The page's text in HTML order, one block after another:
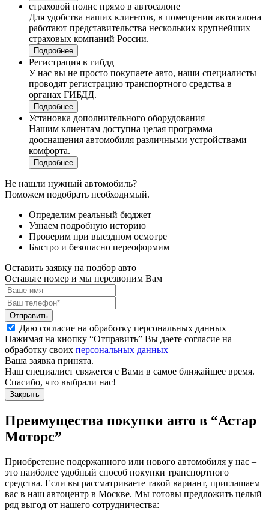
страховой полис прямо в автосалоне
Для удобства наших клиентов, в помещении автосалона
работают представительства нескольких крупнейших
страховых компаний России.
Подробнее
Регистрация в гибдд
У нас вы не просто покупаете авто, наши специалисты
проводят регистрацию транспортного средства в
органах ГИБДД.
Подробнее
Установка дополнительного оборудования
Нашим клиентам доступна целая программа
дооснащения автомобиля различными устройствами
комфорта.
Подробнее
Не нашли нужный автомобиль?
Поможем подобрать необходимый.
Определим реальный бюджет
Узнаем подробную историю
Проверим при выездном осмотре
Быстро и безопасно переоформим
Оставить заявку на подбор авто
Оставьте номер и мы перезвоним Вам
Отправить
Даю согласие на обработку персональных данных
Нажимая на кнопку “Отправить” Вы даете согласие на
обработку своих персональных данных
Ваша заявка принята.
Наш специалист свяжется с Вами в самое ближайшее время.
Спасибо, что выбрали нас!
Закрыть
Преимущества покупки авто в “Астар
Моторс”
Приобретение подержанного или нового автомобиля у нас –
это наиболее удобный способ покупки транспортного
средства. Если вы рассматриваете такой вариант, приглашаем
вас в наш автоцентр в Москве. Мы готовы предложить целый
ряд выгод от нашего сотрудничества: